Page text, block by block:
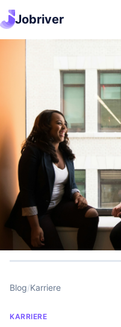
Jobriver
Blog/Karriere
KARRIERE